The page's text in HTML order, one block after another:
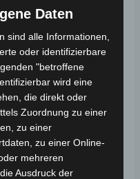
Daten
sind alle Informationen,
oder identifizierbare
"betroffene
wird eine
die direkt oder
Zuordnung zu einer
zu einer
zu einer Online-
mehreren
Ausdruck der